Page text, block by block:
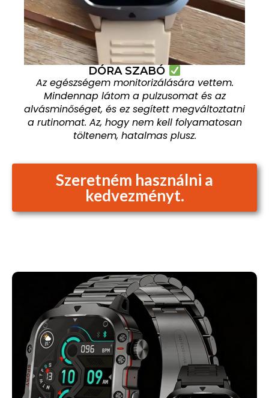
DÓRA SZABÓ
Az egészségem monitorizálására vettem.
Mindennap látom a pulzusomat és az
alvásminőséget, és ez segített megváltoztatni
a rutinomat. Az, hogy nem kell folyamatosan
töltenem, hatalmas plusz.
Szeretném használni a
kedvezményt.